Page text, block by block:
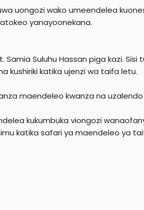
uongozi wako umeendelea
yanayoonekana.
Samia Suluhu Hassan piga kazi.
kushiriki katika ujenzi wa taifa letu.
maendeleo kwanza na uzalendo
kukumbuka viongozi
katika safari ya maendeleo ya